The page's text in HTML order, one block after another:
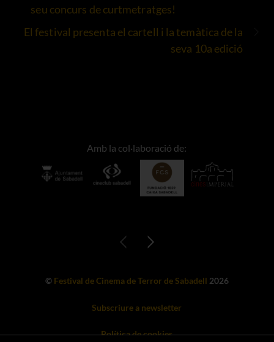
seu concurs de curtmetratges!
El festival presenta el cartell i la temàtica de la
seva 10a edició
Amb la col·laboració de:
© Festival de Cinema de Terror de Sabadell 2026
Subscriure a newsletter
Política de cookies